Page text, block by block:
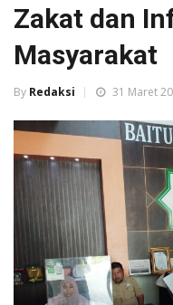
Zakat dan
Masyarakat
By Redaksi 31 Maret